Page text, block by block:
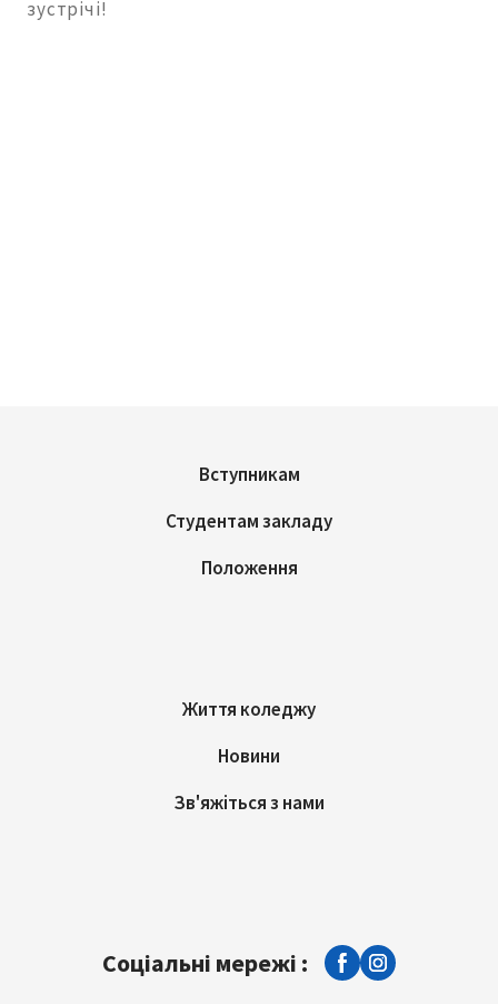
зустрічі!
Вступникам
Студентам закладу
Положення
Життя коледжу
Новини
Зв'яжіться з нами
Соціальні мережі :